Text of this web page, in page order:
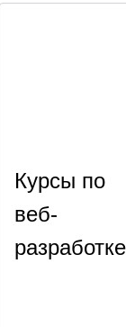
Курсы по
веб-
разработке